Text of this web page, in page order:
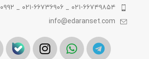
۰۲۱-۶۶۷۴۹۸۵۴ _ ۰۲۱-۶۶۷۳۶۹۰۶ _ ۰۹۱۲-۱۹۵۰۹۹۲
info@edaranset.com